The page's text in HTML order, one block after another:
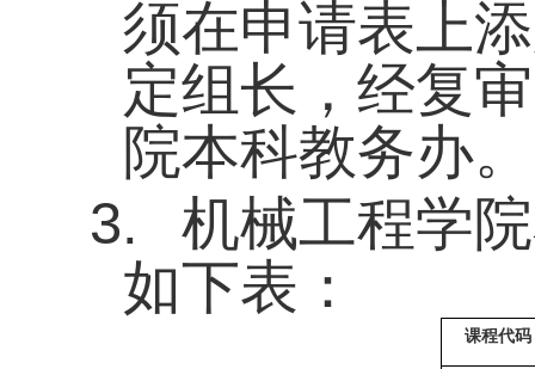
须在申请表上
定组长，经复
院本科教务办。
3.
机械工程学
如下表：
课程代码